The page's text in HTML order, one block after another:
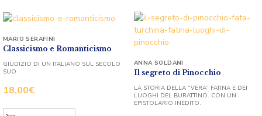
Classicismo e Romanticismo
18,00€
MARIO SERAFINI
GIUDIZIO DI UN ITALIANO SUL SECOLO
SUO
Il segreto di Pinocchio
ANNA SOLDANI
LA STORIA DELLA “VERA” FATINA E DEI
LUOGHI DEL BURATTINO. CON UN
EPISTOLARIO INEDITO.